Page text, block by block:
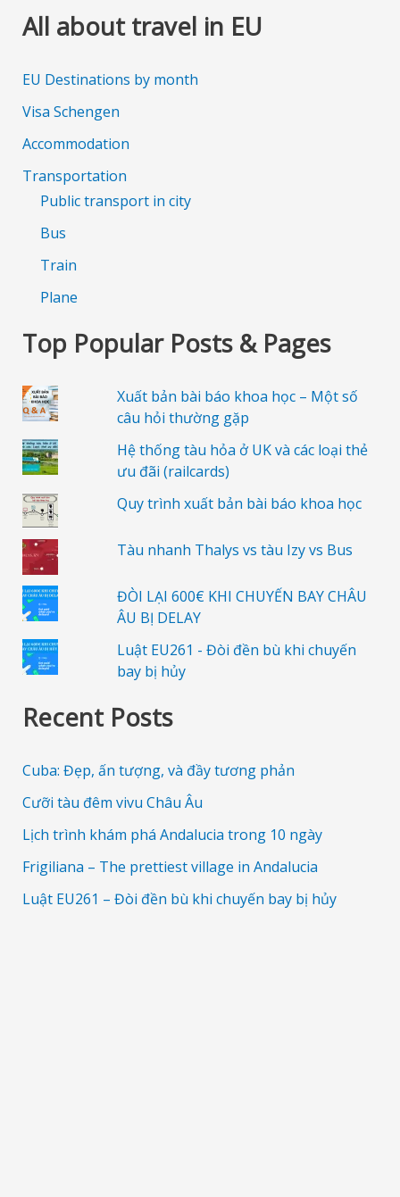
All about travel in EU
EU Destinations by month
Visa Schengen
Accommodation
Transportation
Public transport in city
Bus
Train
Plane
Top Popular Posts & Pages
Xuất bản bài báo khoa học – Một số
câu hỏi thường gặp
Hệ thống tàu hỏa ở UK và các loại thẻ
ưu đãi (railcards)
Quy trình xuất bản bài báo khoa học
Tàu nhanh Thalys vs tàu Izy vs Bus
ĐÒI LẠI 600€ KHI CHUYẾN BAY CHÂU
ÂU BỊ DELAY
Luật EU261 - Đòi đền bù khi chuyến
bay bị hủy
Recent Posts
Cuba: Đẹp, ấn tượng, và đầy tương phản
Cưỡi tàu đêm vivu Châu Âu
Lịch trình khám phá Andalucia trong 10 ngày
Frigiliana – The prettiest village in Andalucia
Luật EU261 – Đòi đền bù khi chuyến bay bị hủy